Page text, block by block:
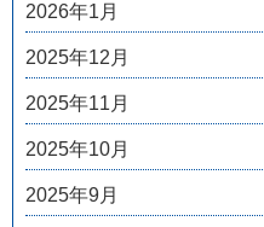
2026年1月
2025年12月
2025年11月
2025年10月
2025年9月